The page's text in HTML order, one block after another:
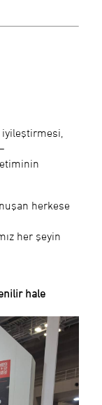
herkese
her şeyin
hale